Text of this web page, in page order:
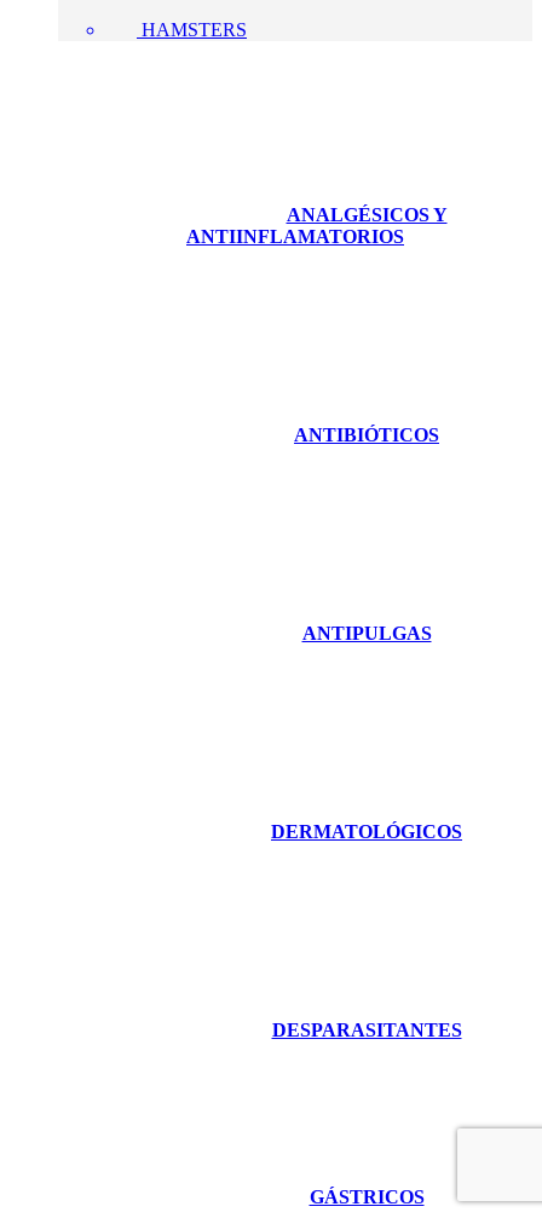
HAMSTERS
ANALGÉSICOS Y
ANTIINFLAMATORIOS
ANTIBIÓTICOS
ANTIPULGAS
DERMATOLÓGICOS
DESPARASITANTES
GÁSTRICOS